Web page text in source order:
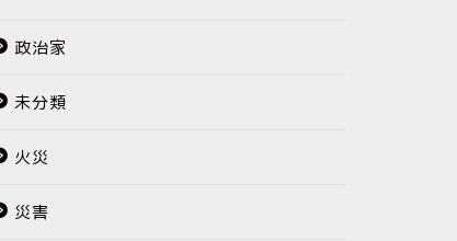
政治家
未分類
火災
災害